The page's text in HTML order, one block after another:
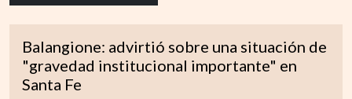
Balangione: advirtió sobre una situación de
"gravedad institucional importante" en
Santa Fe